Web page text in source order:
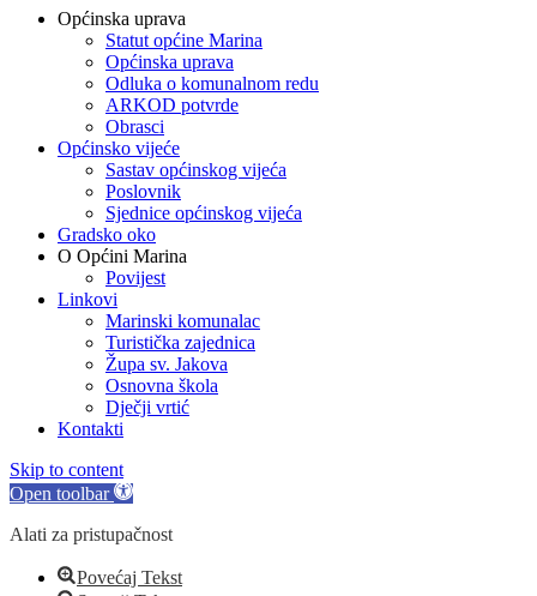
Općinska uprava
Statut općine Marina
Općinska uprava
Odluka o komunalnom redu
ARKOD potvrde
Obrasci
Općinsko vijeće
Sastav općinskog vijeća
Poslovnik
Sjednice općinskog vijeća
Gradsko oko
O Općini Marina
Povijest
Linkovi
Marinski komunalac
Turistička zajednica
Župa sv. Jakova
Osnovna škola
Dječji vrtić
Kontakti
Skip to content
Open toolbar
Alati za pristupačnost
Povećaj Tekst